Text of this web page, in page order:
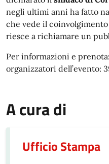
negli ultimi anni ha fatto
che vede il
riesce a richiamare un
Per informazioni e
organizzatori dell’evento:
A cura di
Ufficio Stampa